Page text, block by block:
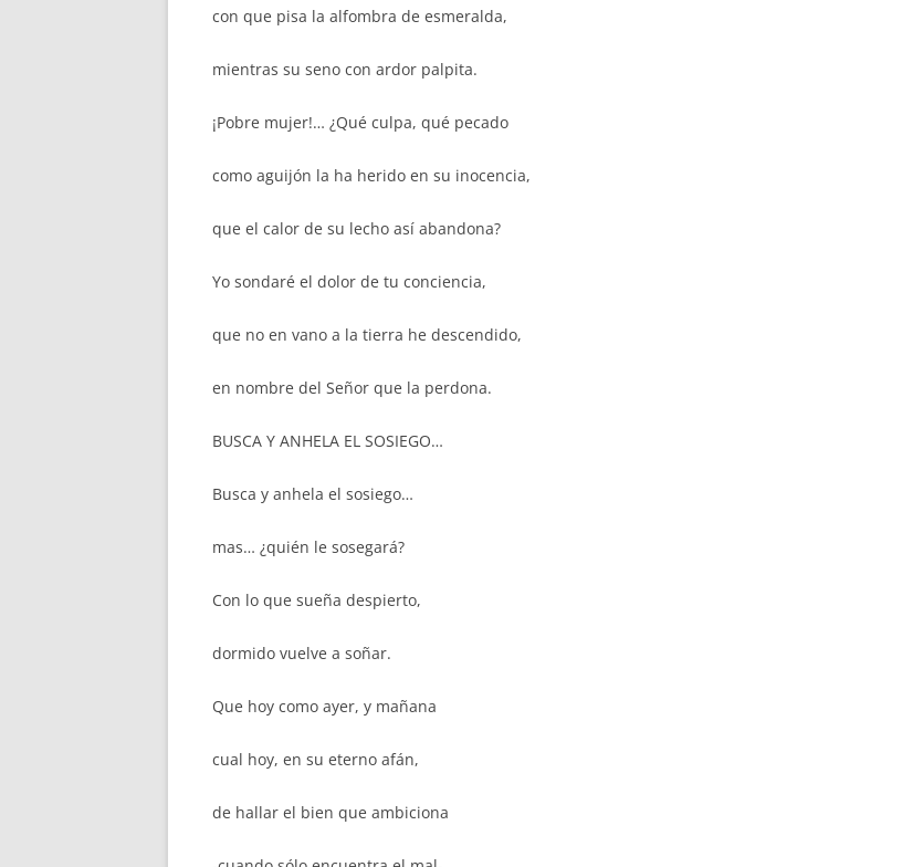
con que pisa la alfombra de esmeralda,
mientras su seno con ardor palpita.
¡Pobre mujer!… ¿Qué culpa, qué pecado
como aguijón la ha herido en su inocencia,
que el calor de su lecho así abandona?
Yo sondaré el dolor de tu conciencia,
que no en vano a la tierra he descendido,
en nombre del Señor que la perdona.
BUSCA Y ANHELA EL SOSIEGO…
Busca y anhela el sosiego…
mas… ¿quién le sosegará?
Con lo que sueña despierto,
dormido vuelve a soñar.
Que hoy como ayer, y mañana
cual hoy, en su eterno afán,
de hallar el bien que ambiciona